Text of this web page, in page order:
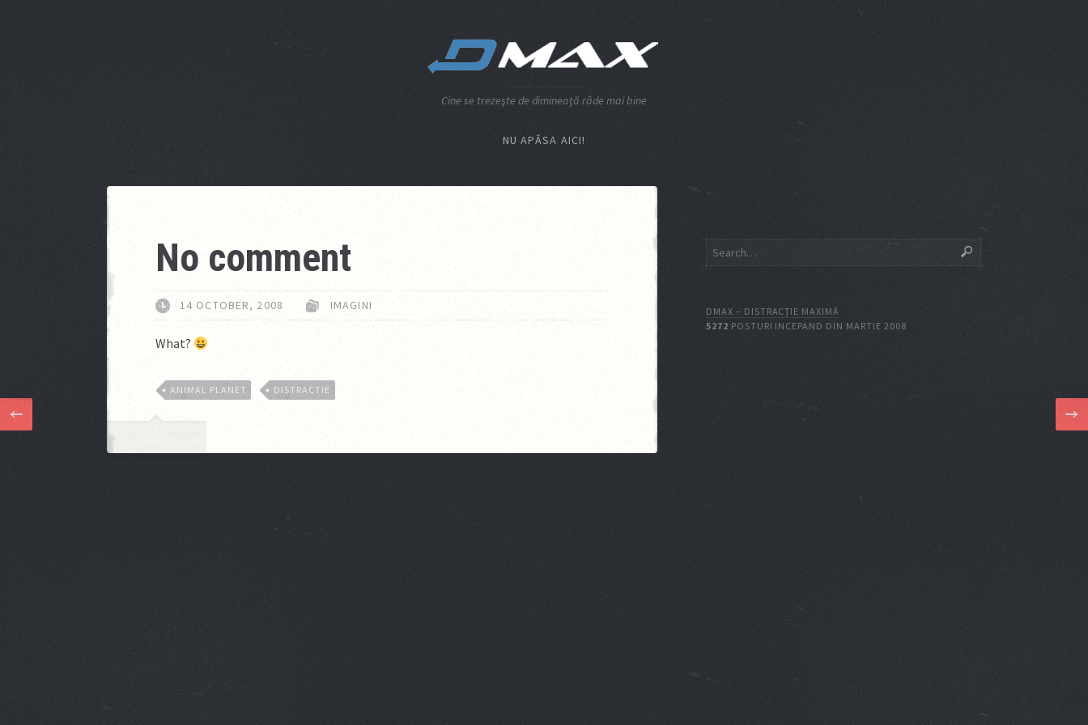
Cine se trezeşte de dimineaţă râde mai bine
NU APĂSA AICI!
No comment
14 OCTOBER, 2008 IMAGINI
What?
ANIMAL PLANET DISTRACTIE
DMAX – DISTRACŢIE MAXIMĂ
5272 POSTURI INCEPAND DIN MARTIE 2008